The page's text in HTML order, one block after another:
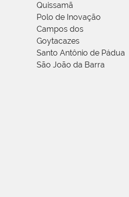
Quissamã
Polo de Inovação
Campos dos
Goytacazes
Santo Antônio de Pádua
São João da Barra